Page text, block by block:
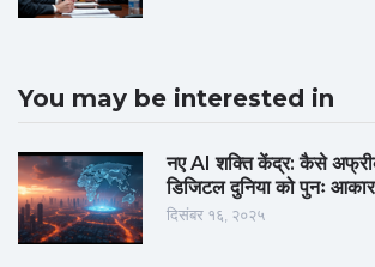
You may be interested in
नए AI शक्ति केंद्र: कैसे
डिजिटल दुनिया को पुनः
दिसंबर १६, २०२५